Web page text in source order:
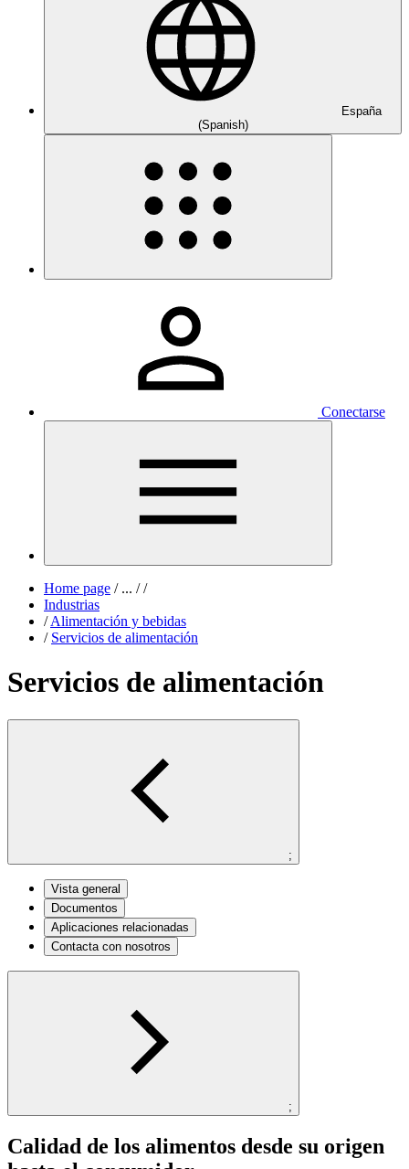
España
(Spanish)
Conectarse
Home page /... / /
Industrias
/ Alimentación y bebidas
/ Servicios de alimentación
Servicios de alimentación
;
Vista general
Documentos
Aplicaciones relacionadas
Contacta con nosotros
;
Calidad de los alimentos desde su origen